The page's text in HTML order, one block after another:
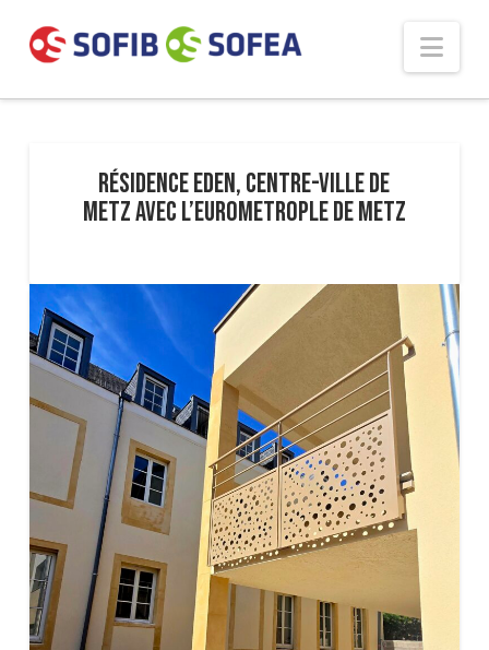
Résidence EDEN, centre-ville de
Metz avec l’Eurometrople de Metz